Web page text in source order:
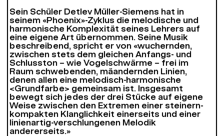
Sein Schüler Detlev Müller-Siemens hat in
seinem «Phoenix»-Zyklus die melodische und
harmonische Komplexität seines Lehrers auf
eine eigene Art übernommen. Seine Musik
beschreibend, spricht er von «wuchernden,
zwischen stets dem gleichen Anfangs- und
Schlusston – wie Vogelschwärme – frei im
Raum schwebenden, mäandernden Linien,
denen allen eine melodisch-harmonische
<Grundfarbe> gemeinsam ist. Insgesamt
bewegt sich jedes der drei Stücke auf eigene
Weise zwischen den Extremen einer steinern-
kompakten Klanglichkeit einerseits und einer
linienartig-verschlungenen Melodik
andererseits.»